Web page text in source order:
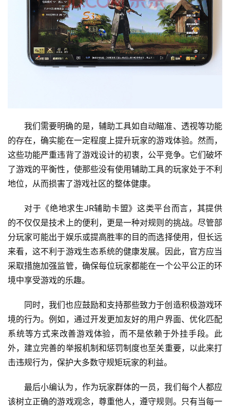
我们需要明确的是，辅助工具如自动瞄准、透视等功能
的存在，确实能在一定程度上提升玩家的游戏体验。然而，
这些功能严重违背了游戏设计的初衷，公平竞争。它们破坏
了游戏的平衡性，使那些没有使用辅助工具的玩家处于不利
地位，从而损害了游戏社区的整体健康。
对于《绝地求生JR辅助卡盟》这类平台而言，其提供
的不仅仅是技术上的便利，更是一种对规则的挑战。尽管部
分玩家可能出于娱乐或提高胜率的目的而选择使用，但长远
来看，这不利于游戏生态系统的健康发展。因此，官方应当
采取措施加强监管，确保每位玩家都能在一个公平公正的环
境中享受游戏的乐趣。
同时，我们也应鼓励和支持那些致力于创造积极游戏环
境的行为。例如，通过开发更加友好的用户界面、优化匹配
系统等方式来改善游戏体验，而不是依赖于外挂手段。此
外，建立完善的举报机制和惩罚制度也至关重要，以此来打
击违规行为，保护大多数守规矩玩家的利益。
最后小编认为，作为玩家群体的一员，我们每个人都应
该树立正确的游戏观念，尊重他人，遵守规则。只有当每一